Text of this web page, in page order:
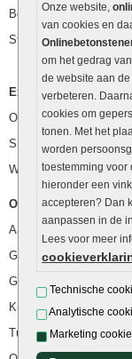
Onze website,
van cookies en
om het gedrag
de website aan
verbeteren.
cookies om
tonen. Met het
worden
toestemming voor
hieronder een
accepteren? Dan
aanpassen in de
Lees voor meer
Technische
Analytische
Marketing
Betonblokken
Stapelstenen
Extra benodigdheden
Ophoogzand
Siergrind en siersplit
Waterafvoer
Overig
Aanbiedingen
Goedkope bestrating
Goedkope tuintegels
Kunstgras
Tuintegels outlet